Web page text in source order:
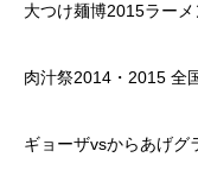
大つけ麺博2015ラー
肉汁祭2014・2015 全
ギョーザvsからあげグ